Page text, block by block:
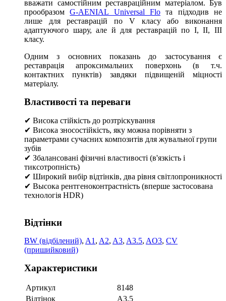
вважати самостійним реставраційним матеріалом. Був
прообразомG-AENIAL Universal Flo та підходив не
лише для реставрацій по V класу або виконання
адаптуючого шару, але й для реставрацій по I, II, III
класу.
Одним з основних показань до застосування є
реставрація апроксимальних поверхонь (в т.ч.
контактних пунктів) завдяки підвищеній міцності
матеріалу.
Властивості та переваги
✔ Висока стійкість до розтріскування
✔ Висока зносостійкість, яку можна порівняти з
параметрами сучасних композитів для жувальної групи
зубів
✔ Збалансовані фізичні властивості (в'язкість і
тиксотропність)
✔ Широкий вибір відтінків, два рівня світлопроникності
✔ Высока рентгеноконтрастність (вперше застосована
технологія HDR)
Відтінки
BW (відбілений), A1 , A2, A3, A3.5, AO3, CV
(пришийковий)
Характеристики
Артикул
8148
Відтінок
A3.5